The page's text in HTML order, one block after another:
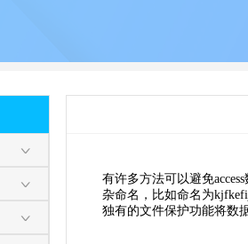
有许多方法可以避免
杂命名，比如命名为
独有的文件保护功能将数